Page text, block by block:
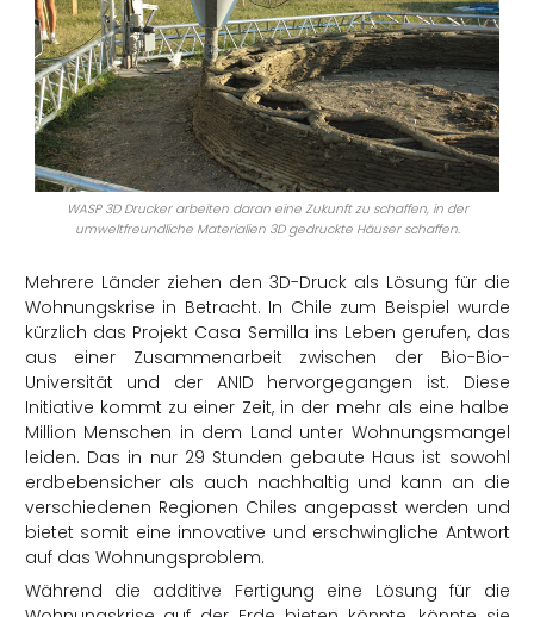
WASP 3D Drucker arbeiten daran eine Zukunft zu schaffen, in der
umweltfreundliche Materialien 3D gedruckte Häuser schaffen.
Mehrere Länder ziehen den 3D-Druck als Lösung für die
Wohnungskrise in Betracht. In Chile zum Beispiel wurde
kürzlich das Projekt Casa Semilla ins Leben gerufen, das
aus einer Zusammenarbeit zwischen der Bio-Bio-
Universität und der ANID hervorgegangen ist. Diese
Initiative kommt zu einer Zeit, in der mehr als eine halbe
Million Menschen in dem Land unter Wohnungsmangel
leiden. Das in nur 29 Stunden gebaute Haus ist sowohl
erdbebensicher als auch nachhaltig und kann an die
verschiedenen Regionen Chiles angepasst werden und
bietet somit eine innovative und erschwingliche Antwort
auf das Wohnungsproblem.
Während die additive Fertigung eine Lösung für die